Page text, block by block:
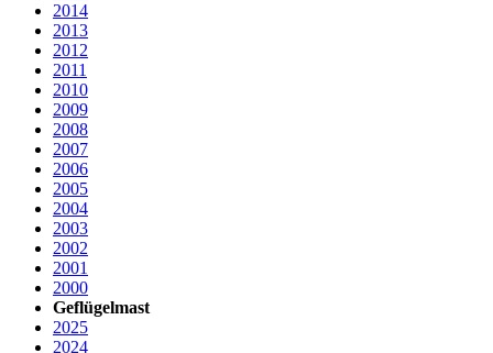
2014
2013
2012
2011
2010
2009
2008
2007
2006
2005
2004
2003
2002
2001
2000
Geflügelmast
2025
2024